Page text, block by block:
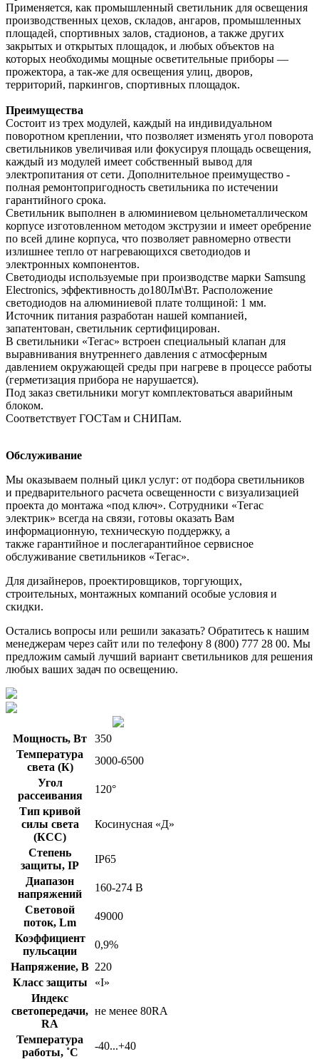
Применяется, как промышленный светильник для освещения
производственных цехов, складов, ангаров, промышленных
площадей, спортивных залов, стадионов, а также других
закрытых и открытых площадок, и любых объектов на
которых необходимы мощные осветительные приборы —
прожектора, а так-же для освещения улиц, дворов,
территорий, паркингов, спортивных площадок.
Преимущества
Состоит из трех модулей, каждый на индивидуальном
поворотном креплении, что позволяет изменять угол поворота
светильников увеличивая или фокусируя площадь освещения,
каждый из модулей имеет собственный вывод для
электропитания от сети. Дополнительное преимущество -
полная ремонтопригодность светильника по истечении
гарантийного срока.
Светильник выполнен в алюминиевом цельнометаллическом
корпусе изготовленном методом экструзии и имеет оребрение
по всей длине корпуса, что позволяет равномерно отвести
излишнее тепло от нагревающихся светодиодов и
электронных компонентов.
Светодиоды используемые при производстве марки Samsung
Electronics, эффективность до180Лм\Вт. Расположение
светодиодов на алюминиевой плате толщиной: 1 мм.
Источник питания разработан нашей компанией,
запатентован, светильник сертифицирован.
В светильники «Тегас» встроен специальный клапан для
выравнивания внутреннего давления с атмосферным
давлением окружающей среды при нагреве в процессе работы
(герметизация прибора не нарушается).
Под заказ светильники могут комплектоваться аварийным
блоком.
Соответствует ГОСТам и СНИПам.
Обслуживание
Мы оказываем полный цикл услуг: от подбора светильников
и предварительного расчета освещенности с визуализацией
проекта до монтажа «под ключ». Сотрудники «Тегас
электрик» всегда на связи, готовы оказать Вам
информационную, техническую поддержку, а
также гарантийное и послегарантийное сервисное
обслуживание светильников «Тегас».
Для дизайнеров, проектировщиков, торгующих,
строительных, монтажных компаний особые условия и
скидки.
Остались вопросы или решили заказать? Обратитесь к нашим
менеджерам через сайт или по телефону 8 (800) 777 28 00. Мы
предложим самый лучший вариант светильников для решения
любых ваших задач по освещению.
Мощность, Вт
350
Температура
света (К)
3000-6500
Угол
рассеивания
120°
Тип кривой
силы света
(КСС)
Косинусная «Д»
Степень
защиты, IP
IP65
Диапазон
напряжений
160-274 В
Световой
поток, Lm
49000
Коэффициент
пульсации
0,9%
Напряжение, В 220
Класс защиты
«I»
Индекс
светопередачи,
RA
не менее 80RA
Температура
работы, ˚С
-40...+40